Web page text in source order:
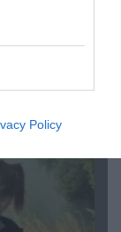
Policy
του OPEN